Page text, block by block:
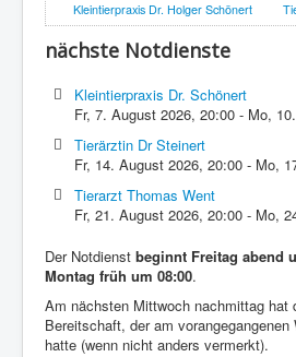
Kleintierpraxis Dr. Holger Schönert
nächste Notdienste
Kleintierpraxis Dr. Schönert
Fr, 7. August 2026,20:00 - Mo,
Tierärztin Dr Steinert
Fr, 14. August 2026,20:00 - Mo,
Tierarzt Thomas Went
Fr, 21. August 2026,20:00 - Mo,
Der Notdienst beginnt Freitag abend
Montag früh um 08:00.
Am nächsten Mittwoch nachmittag hat
Bereitschaft, der am
hatte (wenn nicht anders vermerkt).